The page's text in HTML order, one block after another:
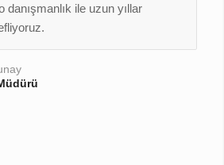
ile uzun yıllar